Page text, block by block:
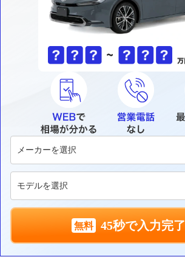
45秒で入力完了